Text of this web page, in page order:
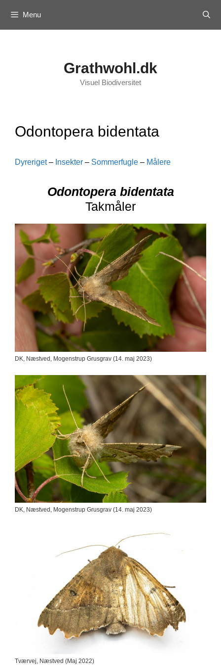
content
Menu
Grathwohl.dk
Visuel Biodiversitet
Odontopera bidentata
Dyreriget– Insekter – Sommerfugle – Målere
Odontopera bidentata
Takmåler
DK, Næstved, Mogenstrup Grusgrav (14. maj 2023)
DK, Næstved, Mogenstrup Grusgrav (14. maj 2023)
Tværvej, Næstved (Maj 2022)